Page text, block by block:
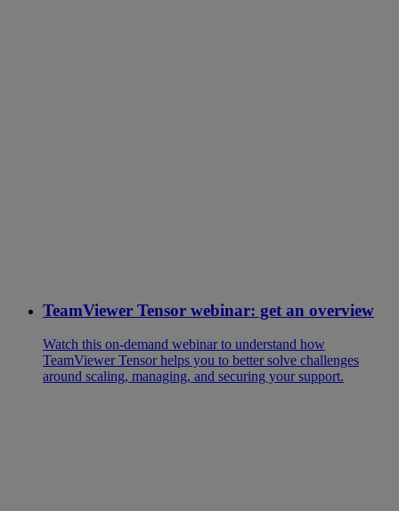
TeamViewer Tensor webinar: get an overview
Watch this on-demand webinar to understand how
TeamViewer Tensor helps you to better solve challenges
around scaling, managing, and securing your support.